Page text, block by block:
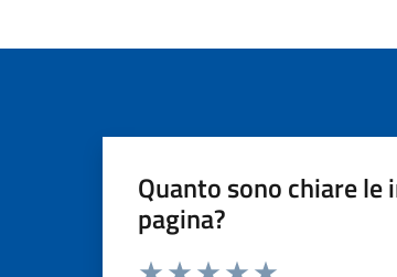
Quanto sono chiare
pagina?
Valuta da 1 a 5 stelle la pagina